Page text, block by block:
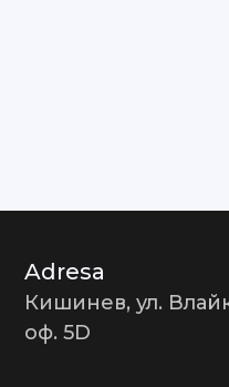
Adresa
Кишинев, ул.
оф. 5D